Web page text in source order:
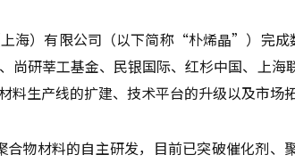
海）有限公司（以下简称“朴烯晶”）完成
尚研莘工基金、民银国际、红杉中国、上海
生产线的扩建、技术平台的升级以及市场拓
物材料的自主研发，目前已突破催化剂、